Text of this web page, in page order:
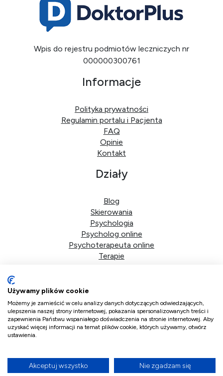
Wpis do rejestru podmiotów leczniczych nr
000000300761
Informacje
Polityka prywatności
Regulamin portalu i Pacjenta
FAQ
Opinie
Kontakt
Działy
Blog
Skierowania
Psychologia
Psycholog online
Psychoterapeuta online
Terapie
DoktorPlus sp. z o.o.
ul. Bolkowska 2d/41
KRS 0001216681
Copyright ©2026. All Rights Reserved by
Używamy plików cookie
Możemy je zamieścić w celu analizy danych dotyczących odwiedzających,
ulepszenia naszej strony internetowej, pokazania spersonalizowanych treści i
zapewnienia Państwu wspaniałego doświadczenia na stronie internetowej. Aby
uzyskać więcej informacji na temat plików cookie, których używamy, otwórz
ustawienia.
Akceptuj wszystko Nie zgadzam się